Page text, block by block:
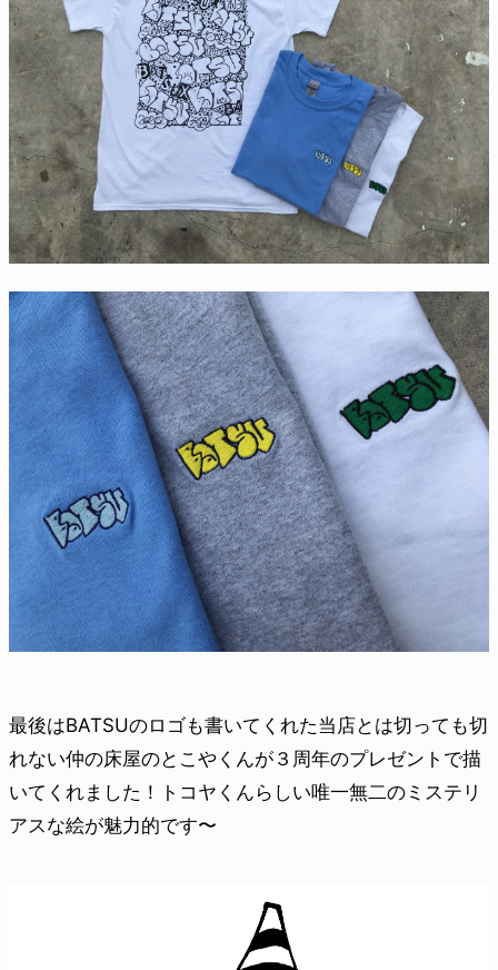
最後はBATSUのロゴも書いてくれた当店とは切っても切
れない仲の床屋のとこやくんが３周年のプレゼントで描
いてくれました！トコヤくんらしい唯一無二のミステリ
アスな絵が魅力的です〜